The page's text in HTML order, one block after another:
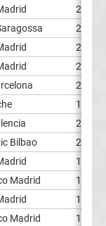
27
25
26
20
25
19
24
Bilbao
22
14
Madrid
14
16
Madrid
16